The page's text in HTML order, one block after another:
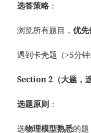
选答策略：
浏览所有题目，优
遇到卡壳题（>5分
Section 2（大题，
选题原则 ：
选物理模型熟悉的题